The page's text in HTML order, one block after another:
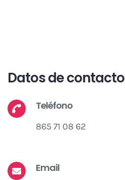
Datos de contacto
Teléfono
865 71 08 62
Email